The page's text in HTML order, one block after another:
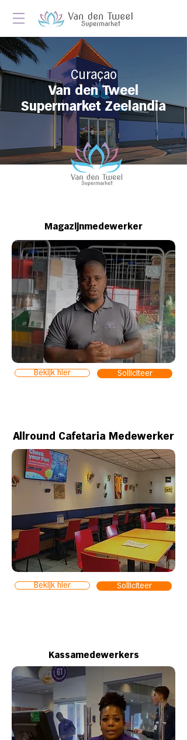
Curaçao
Van den Tweel
Supermarket Zeelandia
Magazijnmedewerker
Bekijk hier Solliciteer
Allround Cafetaria Medewerker
Bekijk hier Solliciteer
Kassamedewerkers